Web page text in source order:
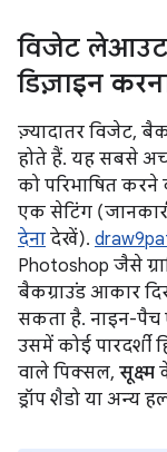
विजेट लेआउट
डिज़ाइन
ज़्यादातर विजेट,
होते हैं. यह सबसे
को परिभाषित करने
एक सेटिंग
देना देखें).
Photoshop जैसे
बैकग्राउंड आकार
सकता है. नाइन-पैच
उसमें कोई पारदर्शी
वाले पिक्सल, सूक्ष्म
ड्रॉप शैडो या अन्य